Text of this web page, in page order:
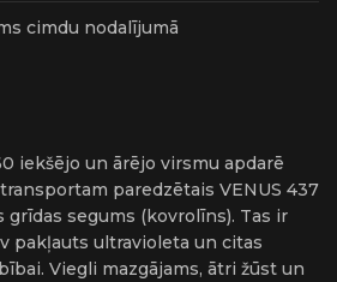
cimdu nodalījumā
iekšējo un ārējo virsmu apdarē
paredzētais VENUS 437
grīdas segums (kovrolīns). Tas ir
pakļauts ultravioleta un citas
Viegli mazgājams, ātri žūst un